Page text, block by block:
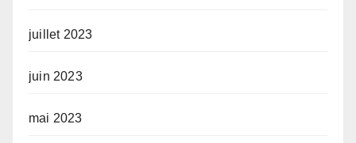
juillet 2023
juin 2023
mai 2023